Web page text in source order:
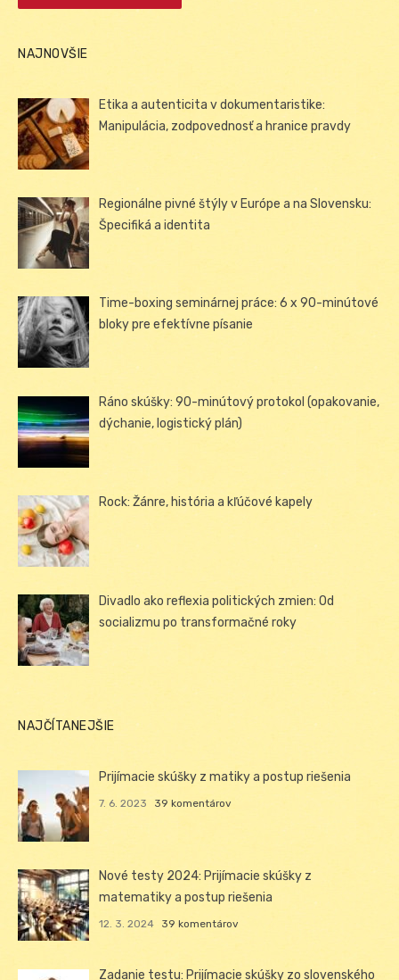
NAJNOVŠIE
Etika a autenticita v dokumentaristike:
Manipulácia, zodpovednosť a hranice pravdy
Regionálne pivné štýly v Európe a na Slovensku:
Špecifiká a identita
Time-boxing seminárnej práce: 6 x 90-minútové
bloky pre efektívne písanie
Ráno skúšky: 90-minútový protokol (opakovanie,
dýchanie, logistický plán)
Rock: Žánre, história a kľúčové kapely
Divadlo ako reflexia politických zmien: Od
socializmu po transformačné roky
NAJČÍTANEJŠIE
Prijímacie skúšky z matiky a postup riešenia
7. 6. 2023 39 komentárov
Nové testy 2024: Prijímacie skúšky z
matematiky a postup riešenia
12. 3. 2024 39 komentárov
Zadanie testu: Prijímacie skúšky zo slovenského